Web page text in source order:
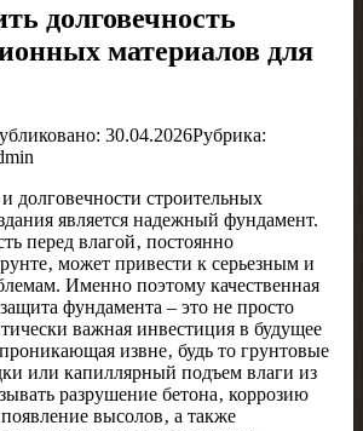
долговечность
материалов для
30.04.2026Рубрика:
долговечности строительных
является надежный фундамент.
перед влагой‚ постоянно
может привести к серьезным и
Именно поэтому качественная
фундамента – это не просто
важная инвестиция в будущее
извне‚ будь то грунтовые
или капиллярный подъем влаги из
разрушение бетона‚ коррозию
высолов‚ а также